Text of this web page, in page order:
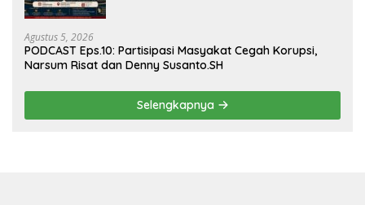
Agustus 5, 2026
PODCAST Eps.10: Partisipasi Masyakat Cegah Korupsi,
Narsum Risat dan Denny Susanto.SH
Selengkapnya